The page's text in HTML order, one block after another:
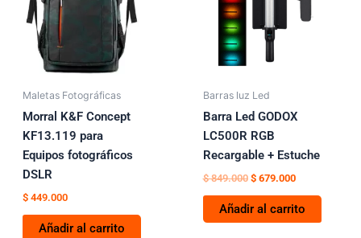
Maletas Fotográficas
Morral K&F Concept
KF13.119 para
Equipos fotográficos
DSLR
$449.000
Añadir al carrito
Barras luz Led
Barra Led GODOX
LC500R RGB
Recargable + Estuche
$849.000 $679.000
Añadir al carrito